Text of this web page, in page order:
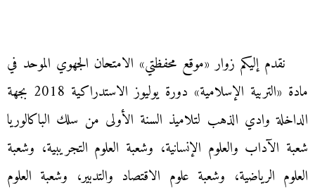
نقدم إليكم زوار «موقع محفظتي» الامتحان الجهوي الموحد في
مادة «التربية الإسلامية» دورة يوليوز الاستدراكية 2018 بجهة
الداخلة وادي الذهب لتلاميذ السنة الأولى من سلك الباكالوريا
شعبة الآداب والعلوم الإنسانية، وشعبة العلوم التجريبية، وشعبة
العلوم الرياضية، وشعبة علوم الاقتصاد والتدبير، وشعبة العلوم